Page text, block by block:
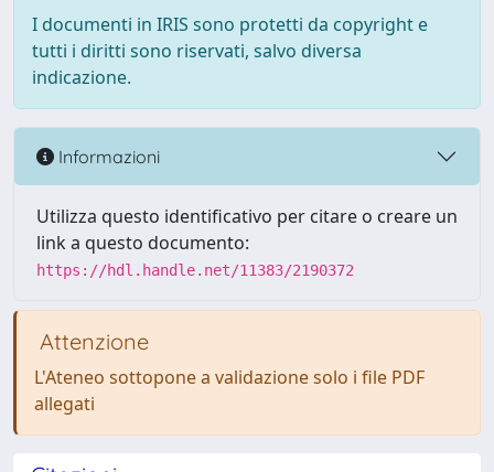
I documenti in IRIS sono protetti da copyright e
tutti i diritti sono riservati, salvo diversa
indicazione.
Informazioni
Utilizza questo identificativo per citare o creare un
link a questo documento:
https://hdl.handle.net/11383/2190372
Attenzione
L'Ateneo sottopone a validazione solo i file PDF
allegati